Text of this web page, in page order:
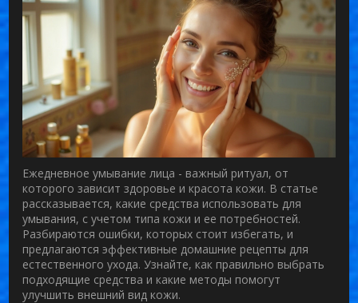
Ежедневное умывание лица - важный ритуал, от
которого зависит здоровье и красота кожи. В статье
рассказывается, какие средства использовать для
умывания, с учетом типа кожи и ее потребностей.
Разбираются ошибки, которых стоит избегать, и
предлагаются эффективные домашние рецепты для
естественного ухода. Узнайте, как правильно выбрать
подходящие средства и какие методы помогут
улучшить внешний вид кожи.